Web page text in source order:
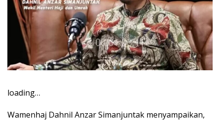
loading…
Wamenhaj Dahnil Anzar Simanjuntak menyampaikan,